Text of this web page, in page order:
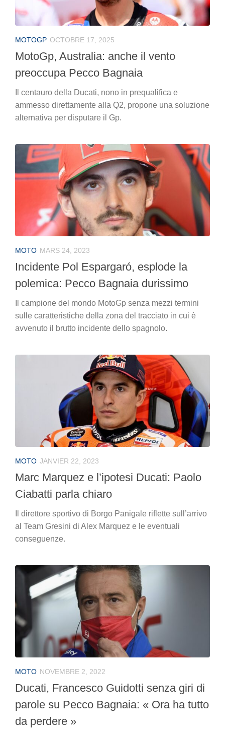
MOTOGP OCTOBRE 17, 2025
MotoGp, Australia: anche il vento
preoccupa Pecco Bagnaia
Il centauro della Ducati, nono in prequalifica e
ammesso direttamente alla Q2, propone una soluzione
alternativa per disputare il Gp.
MOTO MARS 24, 2023
Incidente Pol Espargaró, esplode la
polemica: Pecco Bagnaia durissimo
Il campione del mondo MotoGp senza mezzi termini
sulle caratteristiche della zona del tracciato in cui è
avvenuto il brutto incidente dello spagnolo.
MOTO JANVIER 22, 2023
Marc Marquez e l’ipotesi Ducati: Paolo
Ciabatti parla chiaro
Il direttore sportivo di Borgo Panigale riflette sull’arrivo
al Team Gresini di Alex Marquez e le eventuali
conseguenze.
MOTO NOVEMBRE 2, 2022
Ducati, Francesco Guidotti senza giri di
parole su Pecco Bagnaia: « Ora ha tutto
da perdere »